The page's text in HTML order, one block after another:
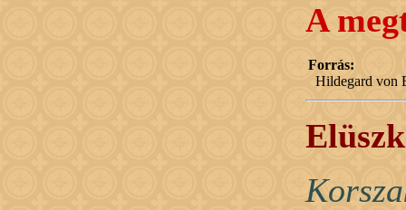
A
Forrás:
Hildegard von